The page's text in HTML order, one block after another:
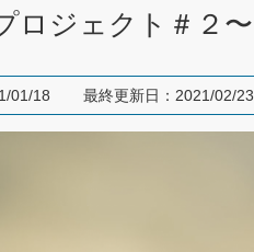
ロジェクト＃２〜
01/18 最終更新日： 2021/02/23